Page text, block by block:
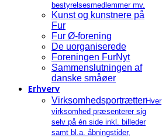
bestyrelsesmedlemmer mv.
Kunst og kunstnere på
Fur
Fur Ø-forening
De uorganiserede
Foreningen FurNyt
Sammenslutningen af
danske småøer
Erhverv
VirksomhedsportrætterHver
virksomhed præsenterer sig
selv på én side inkl. billeder
samt bl.a. åbningstider,